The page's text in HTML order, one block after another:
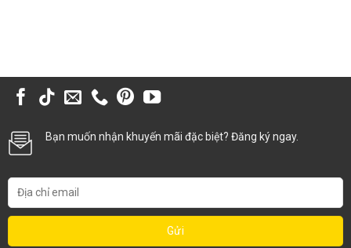
Bạn muốn nhận khuyến mãi đặc biệt? Đăng ký ngay.